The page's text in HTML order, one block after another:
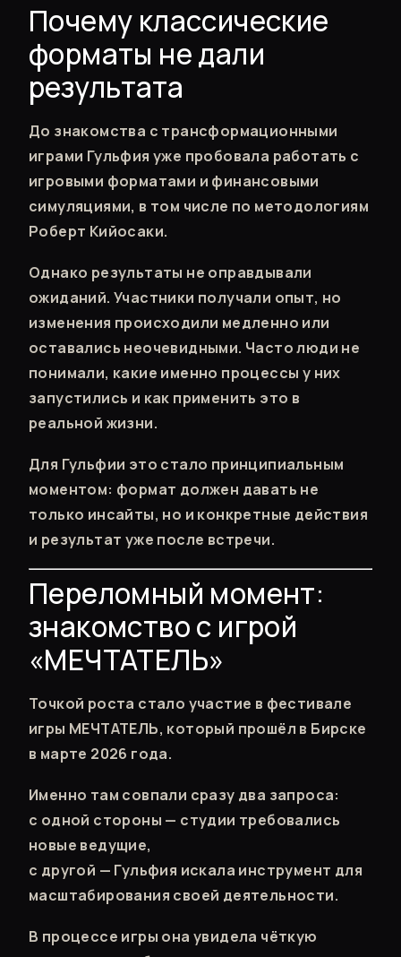
Почему классические
форматы не дали
результата
До знакомства с трансформационными
играми Гульфия уже пробовала работать с
игровыми форматами и финансовыми
симуляциями, в том числе по методологиям
Роберт Кийосаки.
Однако результаты не оправдывали
ожиданий. Участники получали опыт, но
изменения происходили медленно или
оставались неочевидными. Часто люди не
понимали, какие именно процессы у них
запустились и как применить это в
реальной жизни.
Для Гульфии это стало принципиальным
моментом: формат должен давать не
только инсайты, но и конкретные действия
и результат уже после встречи.
Переломный момент:
знакомство с игрой
«МЕЧТАТЕЛЬ»
Точкой роста стало участие в фестивале
игры МЕЧТАТЕЛЬ, который прошёл в Бирске
в марте 2026 года.
Именно там совпали сразу два запроса:
с одной стороны — студии требовались
новые ведущие,
с другой — Гульфия искала инструмент для
масштабирования своей деятельности.
В процессе игры она увидела чёткую